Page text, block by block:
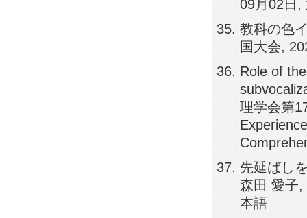
09月02日,
教科の色
国大会,
Role of
理学会第
先延ばし
森田 愛子,
本語